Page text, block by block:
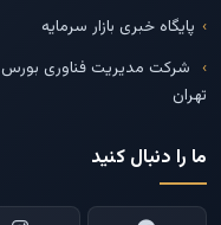
پایگاه خبری بازار سرمایه
شرکت مدیریت فناوری بورس
تهران
ما را دنبال کنید